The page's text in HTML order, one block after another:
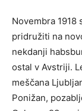
Novembra 1918
pridružiti na
nekdanji
ostal v Avstriji.
meščana
Ponižan,